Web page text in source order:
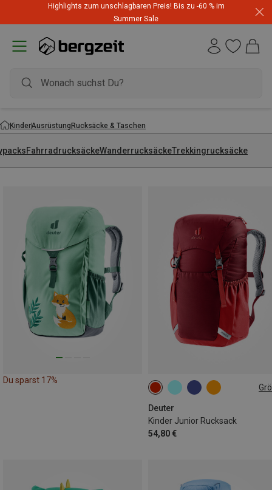
Highlights zum unschlagbaren Preis! Bis zu -60 % im
Summer Sale
KinderAusrüstungRucksäcke & Taschen
FahrradrucksäckeWanderrucksäckeTrekkingrucksäcke
Du sparst 17%
Deuter
Kinder Junior Rucksack
54,80 €
18L